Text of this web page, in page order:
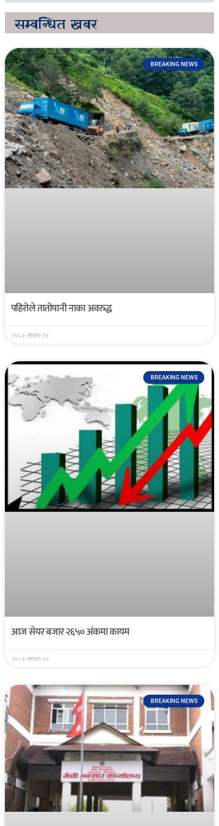
सम्बन्धित खबर
BREAKING NEWS
पहिरोले तातोपानी नाका अवरुद्ध
२०८३-साउन-२४
BREAKING NEWS
आज सेयर बजार २६५० अंकमा कायम
२०८३-साउन-२२
BREAKING NEWS